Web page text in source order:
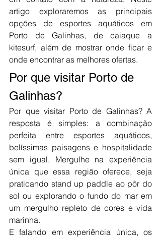
artigo exploraremos as principais
opções de esportes aquáticos em
Porto de Galinhas, de caiaque a
kitesurf, além de mostrar onde ficar e
onde encontrar as melhores ofertas.
Por que visitar Porto de
Galinhas?
Por que visitar Porto de Galinhas? A
resposta é simples: a combinação
perfeita entre esportes aquáticos,
belíssimas paisagens e hospitalidade
sem igual. Mergulhe na experiência
única que essa região oferece, seja
praticando stand up paddle ao pôr do
sol ou explorando o fundo do mar em
um mergulho repleto de cores e vida
marinha.
E falando em experiência única, os